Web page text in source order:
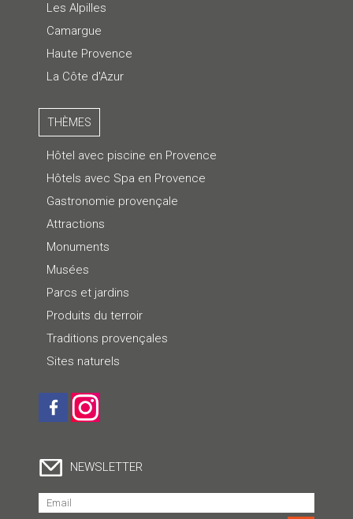
Les Alpilles
Camargue
Haute Provence
La Côte d'Azur
THÈMES
Hôtel avec piscine en Provence
Hôtels avec Spa en Provence
Gastronomie provençale
Attractions
Monuments
Musées
Parcs et jardins
Produits du terroir
Traditions provençales
Sites naturels
NEWSLETTER